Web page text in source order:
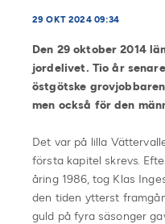
29 OKT 2024 09:34
Den 29 oktober 2014
jordelivet. Tio år
östgötske
men också för den
Det var på lilla
första kapitel skrevs.
åring 1986, tog Klas
den tiden ytterst
guld på fyra säsonger